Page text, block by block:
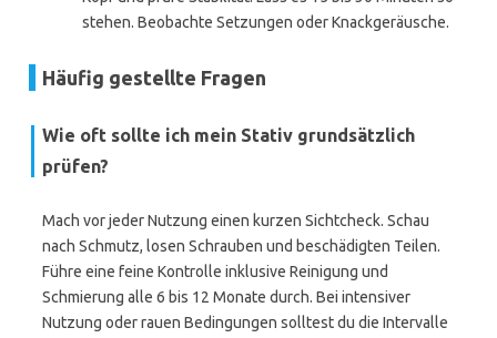
stehen. Beobachte Setzungen oder Knackgeräusche.
Häufig gestellte Fragen
Wie oft sollte ich mein Stativ grundsätzlich
prüfen?
Mach vor jeder Nutzung einen kurzen Sichtcheck. Schau
nach Schmutz, losen Schrauben und beschädigten Teilen.
Führe eine feine Kontrolle inklusive Reinigung und
Schmierung alle 6 bis 12 Monate durch. Bei intensiver
Nutzung oder rauen Bedingungen solltest du die Intervalle